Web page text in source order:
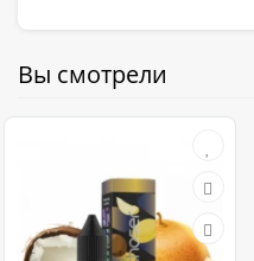
Вы смотрели